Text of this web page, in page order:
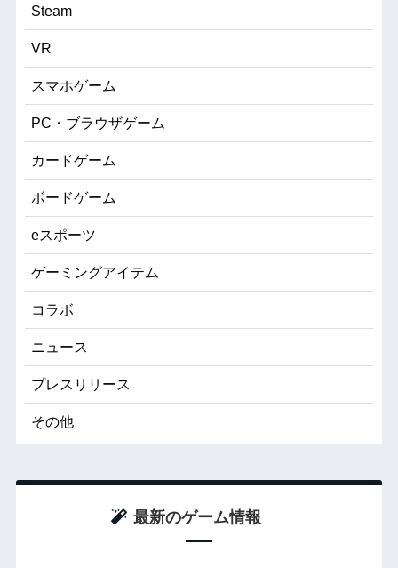
Steam
VR
スマホゲーム
PC・ブラウザゲーム
カードゲーム
ボードゲーム
eスポーツ
ゲーミングアイテム
コラボ
ニュース
プレスリリース
その他
最新のゲーム情報